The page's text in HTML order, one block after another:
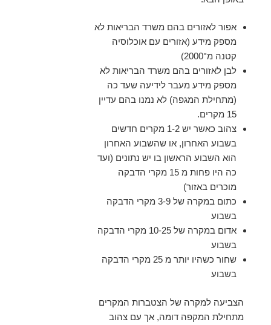
אפור לאזורים בהם משרד הבריאות לא
מספק מידע (אזורים עם אוכלוסיה
קטנה מ־2000)
לבן לאזורים בהם משרד הבריאות לא
מספק מידע מעבר לידיעה שעד כה
(מתחילת המגפה) לא נמנו בהם עדיין
15 מקרים.
צהוב כאשר יש 1-2 מקרים חדשים
בשבוע האחרון, או שהשבוע האחרון
הוא השבוע הראשון בו יש נתונים (ועד
כה היו פחות מ 15 מקרי הדבקה
מוכרים באזור)
כתום במקרה של 3-9 מקרי הדבקה
בשבוע
אדום במקרה של 10-25 מקרי הדבקה
בשבוע
שחור כשהיו יותר מ 25 מקרי הדבקה
בשבוע
הצביעה למקרה של הצטברות המקרים
מתחילת המקפה דומה, אך עם צהוב